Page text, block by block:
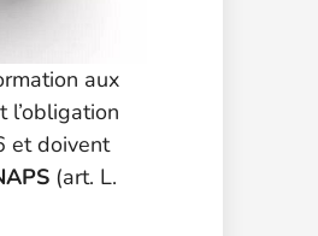
aux
l’obligation
et doivent
(art. L.